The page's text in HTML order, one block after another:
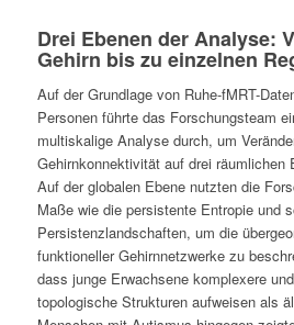
Drei Ebenen der Analyse:
Gehirn bis zu einzelnen
Auf der Grundlage von Ruhe-fMRT-
Personen führte das Forschungsteam
multiskalige Analyse durch, um
Gehirnkonnektivität auf drei räumlichen
Auf der globalen Ebene nutzten die
Maße wie die persistente Entropie und
Persistenzlandschaften, um die
funktioneller Gehirnnetzwerke zu
dass junge Erwachsene komplexere
topologische Strukturen aufweisen als